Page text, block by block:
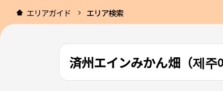
エリアガイド エリア検索
済州エインみかん畑（제주